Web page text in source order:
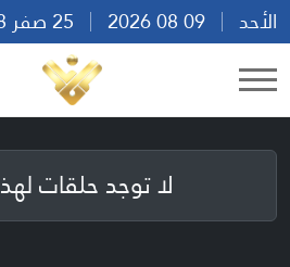
الأحد
لا توجد حلقات